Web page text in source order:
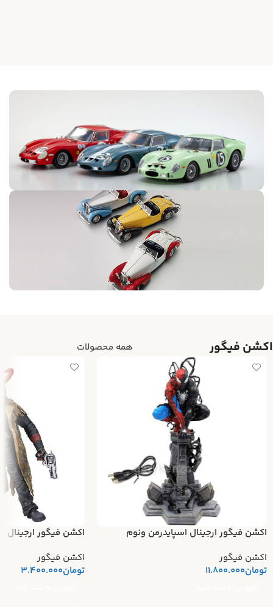
اکشن فیگور همه محصولات
اکشن فیگور ارجینال اسپایدرمن ونوم
اکشن فیگور
تومان11.800.000
اکشن فیگور
اکشن فیگور
تومان3.400.000